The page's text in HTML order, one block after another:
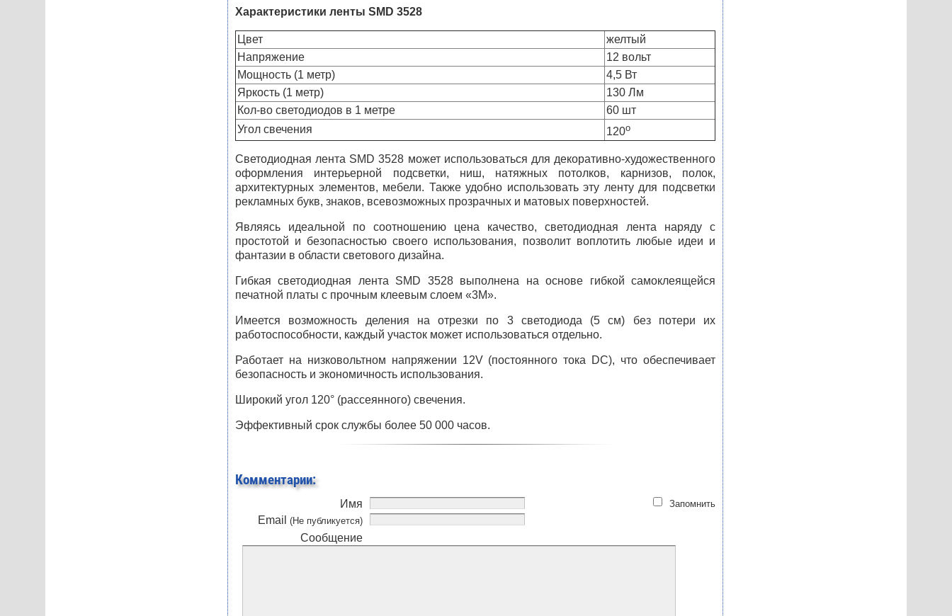
Характеристики ленты SMD 3528
Цвет
желтый
Напряжение
12 вольт
Мощность (1 метр)
4,5 Вт
Яркость (1 метр)
130 Лм
Кол-во светодиодов в 1 метре
60 шт
Угол свечения
120о
Светодиодная лента SMD 3528 может использоваться для декоративно-художественного
оформления интерьерной подсветки, ниш, натяжных потолков, карнизов, полок,
архитектурных элементов, мебели. Также удобно использовать эту ленту для подсветки
рекламных букв, знаков, всевозможных прозрачных и матовых поверхностей.
Являясь идеальной по соотношению цена качество, светодиодная лента наряду с
простотой и безопасностью своего использования, позволит воплотить любые идеи и
фантазии в области светового дизайна.
Гибкая светодиодная лента SMD 3528 выполнена на основе гибкой самоклеящейся
печатной платы с прочным клеевым слоем «3М».
Имеется возможность деления на отрезки по 3 светодиода (5 см) без потери их
работоспособности, каждый участок может использоваться отдельно.
Работает на низковольтном напряжении 12V (постоянного тока DC), что обеспечивает
безопасность и экономичность использования.
Широкий угол 120° (рассеянного) свечения.
Эффективный срок службы более 50 000 часов.
Комментарии:
Запомнить
Имя
Email (Не публикуется)
Сообщение